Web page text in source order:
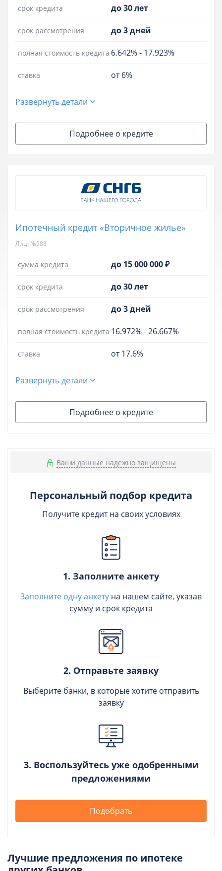
срок кредита до 30 лет
срок рассмотрения до 3 дней
полная стоимость кредита 6.642%- 17.923%
ставка от 6%
Развернуть детали
Подробнее о кредите
Ипотечный кредит «Вторичное жилье»
Лиц. №588
сумма кредита до 15 000 000 ₽
срок кредита до 30 лет
срок рассмотрения до 3 дней
полная стоимость кредита 16.972%-26.667%
ставка от 17.6%
Развернуть детали
Подробнее о кредите
Ваши данные надежно защищены
Персональный подбор кредита
Получите кредит на своих условиях
1. Заполните анкету
Заполните одну анкету на нашем сайте, указав
сумму и срок кредита
2. Отправьте заявку
Выберите банки, в которые хотите отправить
заявку
3. Воспользуйтесь уже одобренными
предложениями
Подобрать
Лучшие предложения по ипотеке